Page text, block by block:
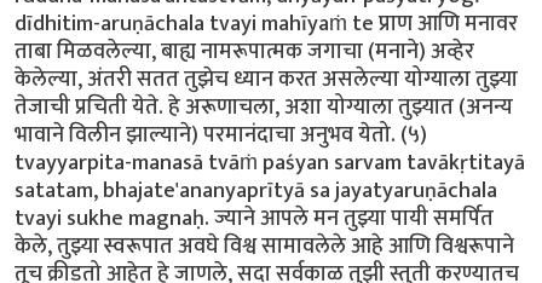
dīdhitim-aruṇāchala tvayi mahīyaṁ te प्राण आणि मनावर
ताबा मिळवलेल्या, बाह्य नामरूपात्मक जगाचा (मनाने) अव्हेर
केलेल्या, अंतरी सतत तुझेच ध्यान करत असलेल्या योग्याला तुझ्या
तेजाची प्रचिती येते. हे अरूणाचला, अशा योग्याला तुझ्यात (अनन्य
भावाने विलीन झाल्याने) परमानंदाचा अनुभव येतो. (५)
tvayyarpita-manasā tvāṁ paśyan sarvam tavākṛtitayā
satatam, bhajate'ananyaprītyā sa jayatyaruṇāchala
tvayi sukhe magnaḥ. ज्याने आपले मन तुझ्या पायी समर्पित
केले, तुझ्या स्वरूपात अवघे विश्व सामावलेले आहे आणि विश्वरूपाने
तूच क्रीडतो आहेत हे जाणले, सदा सर्वकाळ तुझी स्तुती करण्यातच